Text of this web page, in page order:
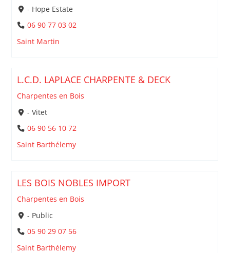
- Hope Estate
06 90 77 03 02
Saint Martin
L.C.D. LAPLACE CHARPENTE & DECK
Charpentes en Bois
- Vitet
06 90 56 10 72
Saint Barthélemy
LES BOIS NOBLES IMPORT
Charpentes en Bois
- Public
05 90 29 07 56
Saint Barthélemy